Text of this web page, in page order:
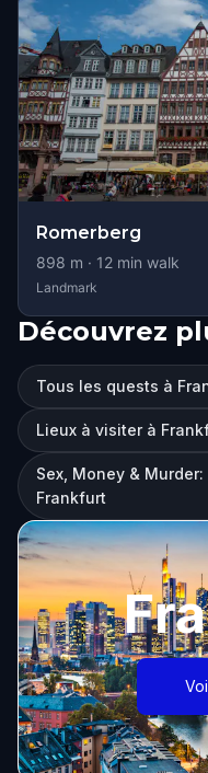
Romerberg
898 m · 12 min walk
Landmark
Découvrez
Tous les quests à
Lieux à visiter à
Sex, Money &
Frankfurt